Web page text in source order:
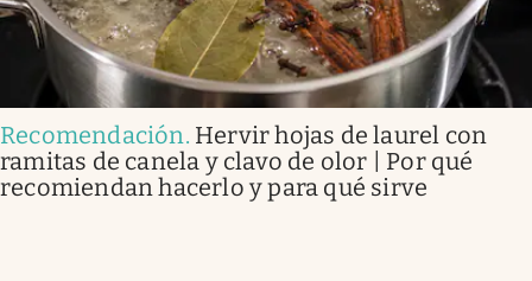
Recomendación. Hervir hojas de laurel con
ramitas de canela y clavo de olor | Por qué
recomiendan hacerlo y para qué sirve